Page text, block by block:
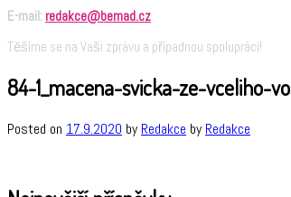
E-mail: redakce@bemad.cz
Těšíme se na Vaši zprávu a případnou spolupráci!
84-1_macena-svicka-ze-vceliho-
Posted on 17.9.2020 byRedakce byRedakce